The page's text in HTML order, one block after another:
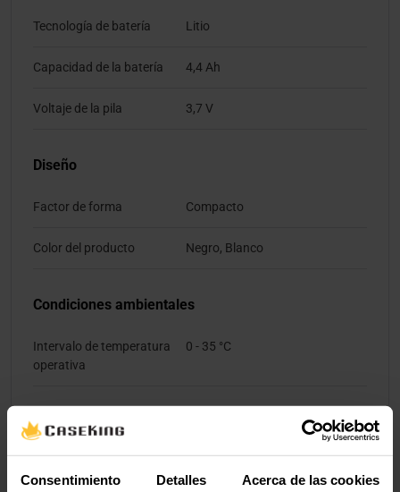
Consentimiento Detalles Acerca de las cookies
Tecnología de batería Litio
Capacidad de la batería 4,4 Ah
Voltaje de la pila 3,7 V
Diseño
Factor de forma Compacto
Color del producto Negro, Blanco
Condiciones ambientales
Intervalo de temperatura
operativa
0 - 35 °C
Aprobaciones reguladoras